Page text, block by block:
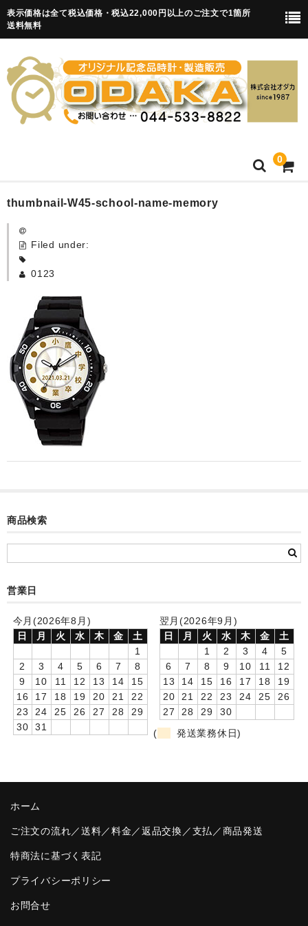
表示価格は全て税込価格・税込22,000円以上のご注文で1箇所
送料無料
0
HOME
卒園記念品
カード付フォトフレームクロック(集合)
目覚まし時計(集合＋個別)
メロディ時計(集合)
音声時計(集合)
目覚まし時計(個別)
お絵かきギャラリープラス(絵＋個別)
知育時計
卒園DVDアルバム
園や先生への贈り物
卒業記念品
音声入りフォトフレームクロック(集合)
スポーツウォッチ
ポケットウォッチ
制服メモリー
thumbnail-W45-school-name-memory
Filed under:
0123
商品検索
営業日
今月(2026年8月)
日
月 火 水 木 金
土
1
2
3 4 5 6 7
8
9
10 11 12 13 14
15
16
17 18 19 20 21
22
23
24 25 26 27 28
29
30
31
翌月(2026年9月)
日
月 火 水 木 金
土
1
2 3 4
5
6
7 8 9 10 11
12
13
14 15 16 17 18
19
20
21 22 23 24 25
26
27
28 29
30
(
発送業務休日)
ホーム
ご注文の流れ／送料／料金／返品交換／支払／商品発送
特商法に基づく表記
プライバシーポリシー
お問合せ